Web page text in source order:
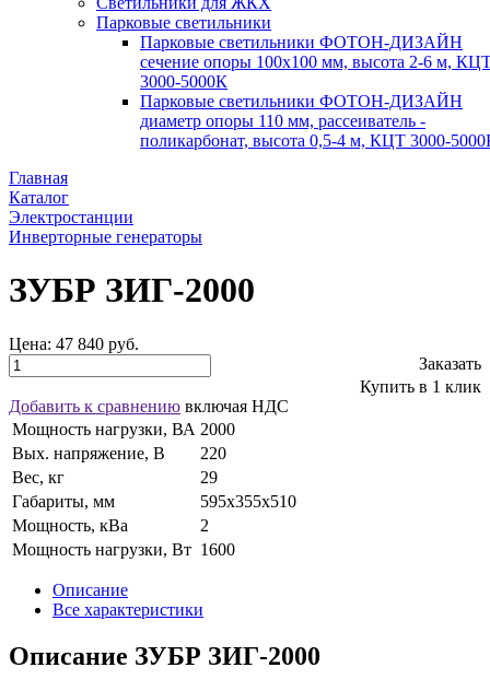
Парковые светильники
Парковые светильники ФОТОН-ДИЗАЙН
сечение опоры 100х100 мм, высота 2-6 м,
3000-5000К
Парковые светильники ФОТОН-ДИЗАЙН
диаметр опоры 110 мм, рассеиватель -
поликарбонат, высота 0,5-4 м, КЦТ 3000-
Главная
Каталог
Электростанции
Инверторные генераторы
ЗУБР ЗИГ-2000
Цена: 47 840 руб.
Заказать
Купить в 1 клик
Добавить к сравнению включая НДС
Мощность нагрузки, ВА 2000
Вых. напряжение, В
220
Вес, кг
29
Габариты, мм
595х355х510
Мощность, кВа
2
Мощность нагрузки, Вт 1600
Описание
Все характеристики
Описание ЗУБР ЗИГ-2000